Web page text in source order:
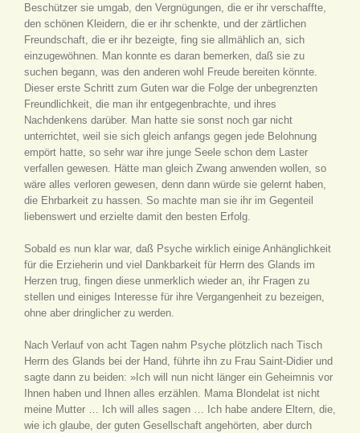
Beschützer sie umgab, den Vergnügungen, die er ihr verschaffte,
den schönen Kleidern, die er ihr schenkte, und der zärtlichen
Freundschaft, die er ihr bezeigte, fing sie allmählich an, sich
einzugewöhnen. Man konnte es daran bemerken, daß sie zu
suchen begann, was den anderen wohl Freude bereiten könnte.
Dieser erste Schritt zum Guten war die Folge der unbegrenzten
Freundlichkeit, die man ihr entgegenbrachte, und ihres
Nachdenkens darüber. Man hatte sie sonst noch gar nicht
unterrichtet, weil sie sich gleich anfangs gegen jede Belohnung
empört hatte, so sehr war ihre junge Seele schon dem Laster
verfallen gewesen. Hätte man gleich Zwang anwenden wollen, so
wäre alles verloren gewesen, denn dann würde sie gelernt haben,
die Ehrbarkeit zu hassen. So machte man sie ihr im Gegenteil
liebenswert und erzielte damit den besten Erfolg.
Sobald es nun klar war, daß Psyche wirklich einige Anhänglichkeit
für die Erzieherin und viel Dankbarkeit für Herrn des Glands im
Herzen trug, fingen diese unmerklich wieder an, ihr Fragen zu
stellen und einiges Interesse für ihre Vergangenheit zu bezeigen,
ohne aber dringlicher zu werden.
Nach Verlauf von acht Tagen nahm Psyche plötzlich nach Tisch
Herrn des Glands bei der Hand, führte ihn zu Frau Saint-Didier und
sagte dann zu beiden: »Ich will nun nicht länger ein Geheimnis vor
Ihnen haben und Ihnen alles erzählen. Mama Blondelat ist nicht
meine Mutter … Ich will alles sagen … Ich habe andere Eltern, die,
wie ich glaube, der guten Gesellschaft angehörten, aber durch